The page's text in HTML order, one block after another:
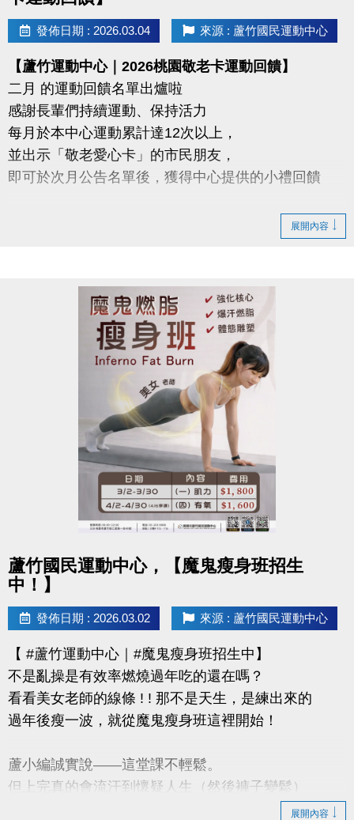
https://forms.gle/d1RupZDCRxCZK8Pq9
發佈日期 : 2026.03.04 來源 : 蘆竹國民運動中心
【蘆竹運動中心｜2026桃園敬老卡運動回饋】
二月 的運動回饋名單出爐啦
感謝長輩們持續運動、保持活力
每月於本中心運動累計達12次以上，
並出示「敬老愛心卡」的市民朋友，
即可於次月公告名單後，獲得中心提供的小禮回饋
請於115年3/5日後 攜帶敬老愛心卡至本中心領取
◆ 需本人親自前來領取
◆ 不可委託他人代領
持續運動不僅讓身體更健康，
還能感受滿滿的鼓勵與心意
-洽詢專線：03-2639066 #112
-官網 :
https://www.lzsports.com.tw/zh_TW/news/pageID/1/
-FB : 桃園市蘆竹國民運動中心
-IG : @luzhusports
展開內容
蘆竹國民運動中心，【魔鬼瘦身班招生
中！】
發佈日期 : 2026.03.02 來源 : 蘆竹國民運動中心
【 #蘆竹運動中心｜#魔鬼瘦身班招生中】
不是亂操是有效率燃燒過年吃的還在嗎？
看看美女老師的線條 ! ! 那不是天生，是練出來的
過年後瘦一波，就從魔鬼瘦身班這裡開始！
蘆小編誠實說——這堂課不輕鬆。
但上完真的會流汗到懷疑人生（然後褲子變鬆）
展開內容